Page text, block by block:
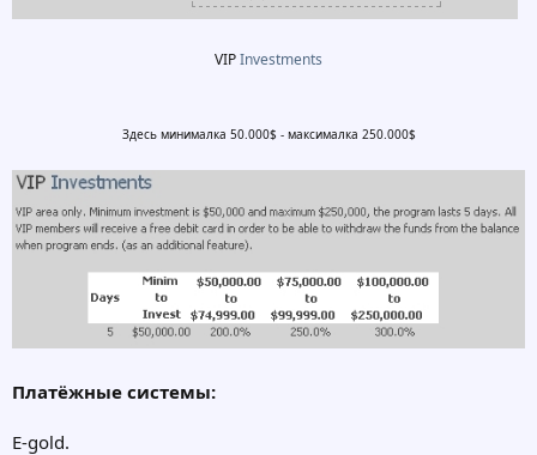
VIPInvestments
Здесь минималка 50.000$ - максималка 250.000$
Платёжные системы:
E-gold.